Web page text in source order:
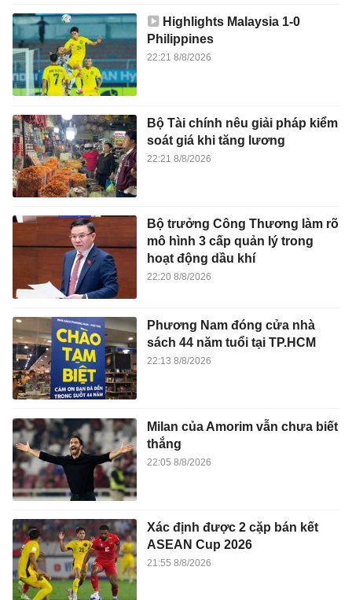
Highlights Malaysia 1-0
Philippines
22:21 8/8/2026
Bộ Tài chính nêu giải pháp kiểm
soát giá khi tăng lương
22:21 8/8/2026
Bộ trưởng Công Thương làm rõ
mô hình 3 cấp quản lý trong
hoạt động dầu khí
22:20 8/8/2026
Phương Nam đóng cửa nhà
sách 44 năm tuổi tại TP.HCM
22:13 8/8/2026
Milan của Amorim vẫn chưa biết
thắng
22:05 8/8/2026
Xác định được 2 cặp bán kết
ASEAN Cup 2026
21:55 8/8/2026